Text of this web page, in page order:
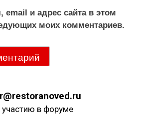
и адрес сайта в этом
моих комментариев.
участию в форуме